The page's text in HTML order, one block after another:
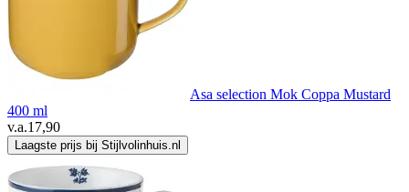
Asa selection Mok Coppa Mustard
400 ml
v.a.17,90
Laagste prijs bij Stijlvolinhuis.nl